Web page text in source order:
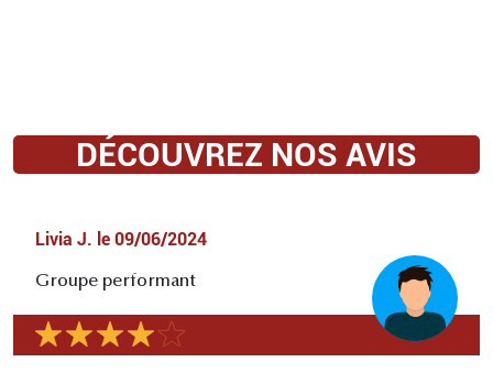
DÉCOUVREZ NOS AVIS
Livia J. le 09/06/2024
Groupe performant